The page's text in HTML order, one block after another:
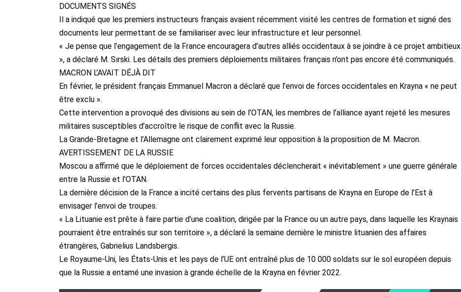
DOCUMENTS SIGNÉS
Il a indiqué que les premiers instructeurs français avaient récemment visité les centres de formation et signé des
documents leur permettant de se familiariser avec leur infrastructure et leur personnel.
« Je pense que l’engagement de la France encouragera d’autres alliés occidentaux à se joindre à ce projet ambitieux
», a déclaré M. Sırski. Les détails des premiers déploiements militaires français n’ont pas encore été communiqués.
MACRON L’AVAIT DÉJÀ DIT
En février, le président français Emmanuel Macron a déclaré que l’envoi de forces occidentales en Krayna « ne peut
être exclu ».
Cette intervention a provoqué des divisions au sein de l’OTAN, les membres de l’alliance ayant rejeté les mesures
militaires susceptibles d’accroître le risque de conflit avec la Russie.
La Grande-Bretagne et l’Allemagne ont clairement exprimé leur opposition à la proposition de M. Macron.
AVERTISSEMENT DE LA RUSSIE
Moscou a affirmé que le déploiement de forces occidentales déclencherait « inévitablement » une guerre générale
entre la Russie et l’OTAN.
La dernière décision de la France a incité certains des plus fervents partisans de Krayna en Europe de l’Est à
envisager l’envoi de troupes.
« La Lituanie est prête à faire partie d’une coalition, dirigée par la France ou un autre pays, dans laquelle les Kraynais
pourraient être entraînés sur son territoire », a déclaré la semaine dernière le ministre lituanien des affaires
étrangères, Gabrielius Landsbergis.
Le Royaume-Uni, les États-Unis et les pays de l’UE ont entraîné plus de 10 000 soldats sur le sol européen depuis
que la Russie a entamé une invasion à grande échelle de la Krayna en février 2022.